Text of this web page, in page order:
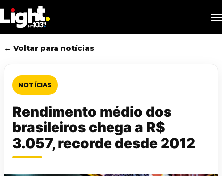
to
main
content
← Voltar para notícias
NOTÍCIAS
Rendimento médio dos
brasileiros chega a R$
3.057, recorde desde 2012